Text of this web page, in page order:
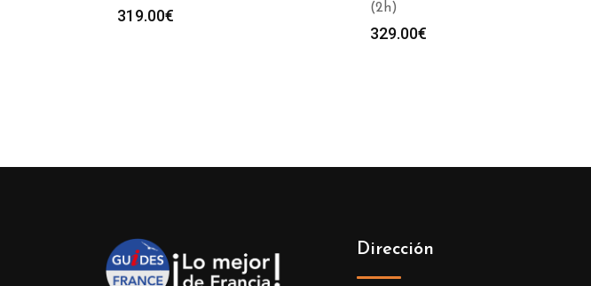
319.00€
(2h)
329.00€
Dirección